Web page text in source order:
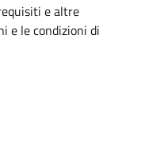
e altre
e le condizioni di